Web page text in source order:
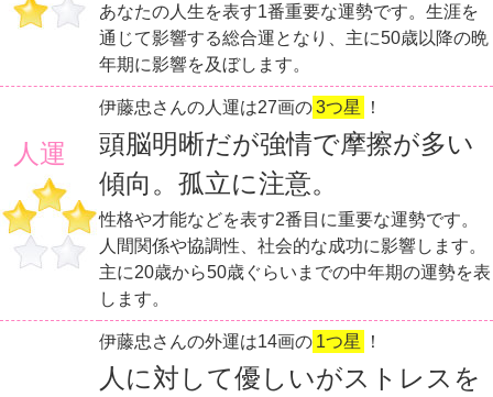
あなたの人生を表す1番重要な運勢です。生涯を
通じて影響する総合運となり、主に50歳以降の晩
年期に影響を及ぼします。
人運
伊藤忠さんの人運は27画の3つ星 ！
頭脳明晰だが強情で摩擦が多い
傾向。孤立に注意。
性格や才能などを表す2番目に重要な運勢です。
人間関係や協調性、社会的な成功に影響します。
主に20歳から50歳ぐらいまでの中年期の運勢を表
します。
伊藤忠さんの外運は14画の 1つ星 ！
人に対して優しいがストレスを